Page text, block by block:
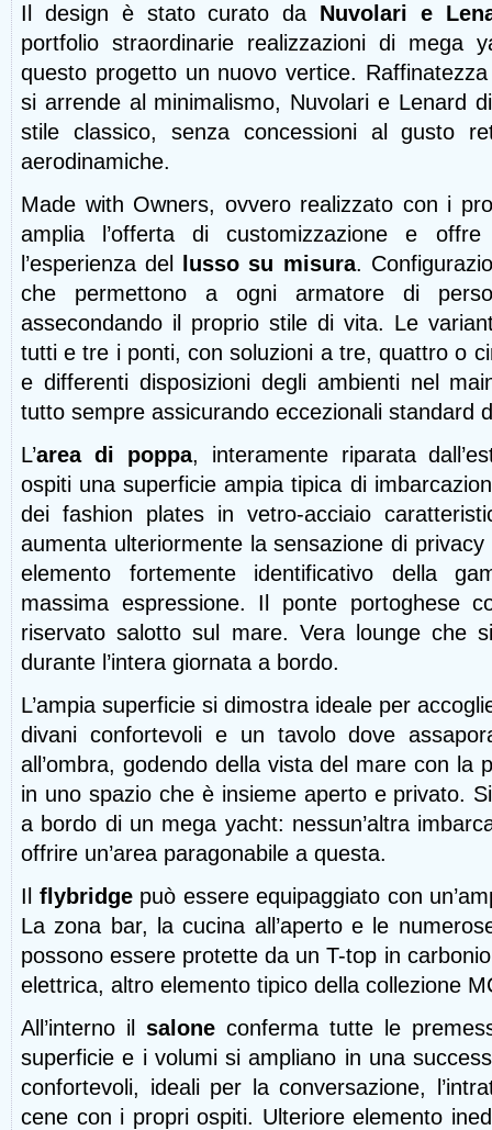
Il design è stato curato da Nuvolari e
portfolio straordinarie realizzazioni di mega
questo progetto un nuovo vertice.
si arrende al minimalismo, Nuvolari e Lenard
stile classico, senza concessioni al gusto
aerodinamiche.
Made with Owners, ovvero realizzato con i
amplia l’offerta di customizzazione e
l’esperienza del
lusso su misura.
che permettono a ogni armatore di
assecondando il proprio stile di vita. Le
tutti e tre i ponti, con soluzioni a tre, quattro o
e differenti disposizioni degli ambienti nel
tutto sempre assicurando eccezionali standard
L’area di poppa, interamente riparata
ospiti una superficie ampia tipica di
dei fashion plates in vetro-acciaio
aumenta ulteriormente la sensazione di
elemento fortemente identificativo della
massima espressione. Il ponte portoghese
riservato salotto sul mare. Vera lounge che
durante l’intera giornata a bordo.
L’ampia superficie si dimostra ideale per
divani confortevoli e un tavolo dove
all’ombra, godendo della vista del mare con la
in uno spazio che è insieme aperto e privato.
a bordo di un mega yacht: nessun’altra
offrire un’area paragonabile a questa.
Il flybridge può essere equipaggiato con
La zona bar, la cucina all’aperto e le
possono essere protette da un T-top in
elettrica, altro elemento tipico della collezione
All’interno il salone conferma tutte le
superficie e i volumi si ampliano in una
confortevoli, ideali per la conversazione,
cene con i propri ospiti. Ulteriore elemento